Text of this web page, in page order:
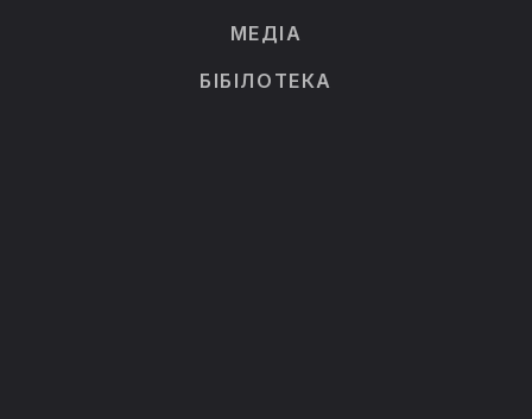
МЕДІА
БІБІЛОТЕКА